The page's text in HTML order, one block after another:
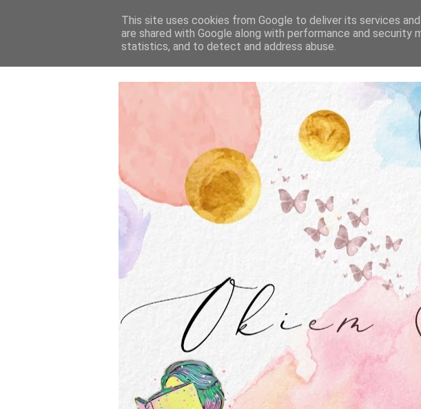
STRONA GŁÓWNA
This site uses cookies from Google to deliver its services
are shared with Google along with performance and
statistics, and to detect and address abuse.